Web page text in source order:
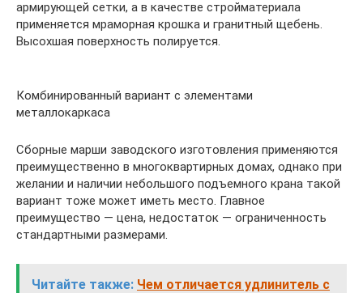
армирующей сетки, а в качестве стройматериала
применяется мраморная крошка и гранитный щебень.
Высохшая поверхность полируется.
Комбинированный вариант с элементами
металлокаркаса
Сборные марши заводского изготовления применяются
преимущественно в многоквартирных домах, однако при
желании и наличии небольшого подъемного крана такой
вариант тоже может иметь место. Главное
преимущество — цена, недостаток — ограниченность
стандартными размерами.
Читайте также: Чем отличается удлинитель с